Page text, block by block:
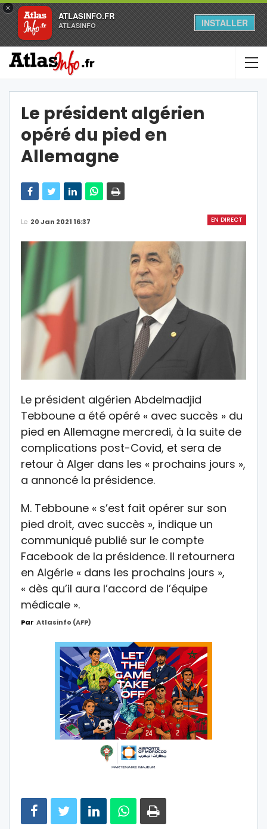
×
ATLASINFO.FR
ATLASINFO INSTALLER
Le président algérien
opéré du pied en
Allemagne
EN DIRECT
Le 20 Jan 2021 16:37
Le président algérien Abdelmadjid
Tebboune a été opéré « avec succès » du
pied en Allemagne mercredi, à la suite de
complications post-Covid, et sera de
retour à Alger dans les « prochains jours »,
a annoncé la présidence.
M. Tebboune « s’est fait opérer sur son
pied droit, avec succès », indique un
communiqué publié sur le compte
Facebook de la présidence. Il retournera
en Algérie « dans les prochains jours »,
« dès qu’il aura l’accord de l’équipe
médicale ».
Par Atlasinfo (AFP)